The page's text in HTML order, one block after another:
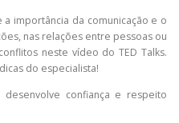
importância da comunicação e o
nas relações entre pessoas ou
neste vídeo do TED Talks.
do especialista!
confiança e respeito